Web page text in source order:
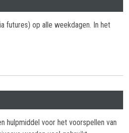
futures) op alle weekdagen. In het
hulpmiddel voor het voorspellen van